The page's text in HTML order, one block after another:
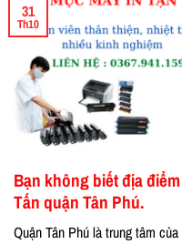
31
Th10
Bạn không biết địa
Tấn quận Tân Phú.
Quận Tân Phú là trung tâm